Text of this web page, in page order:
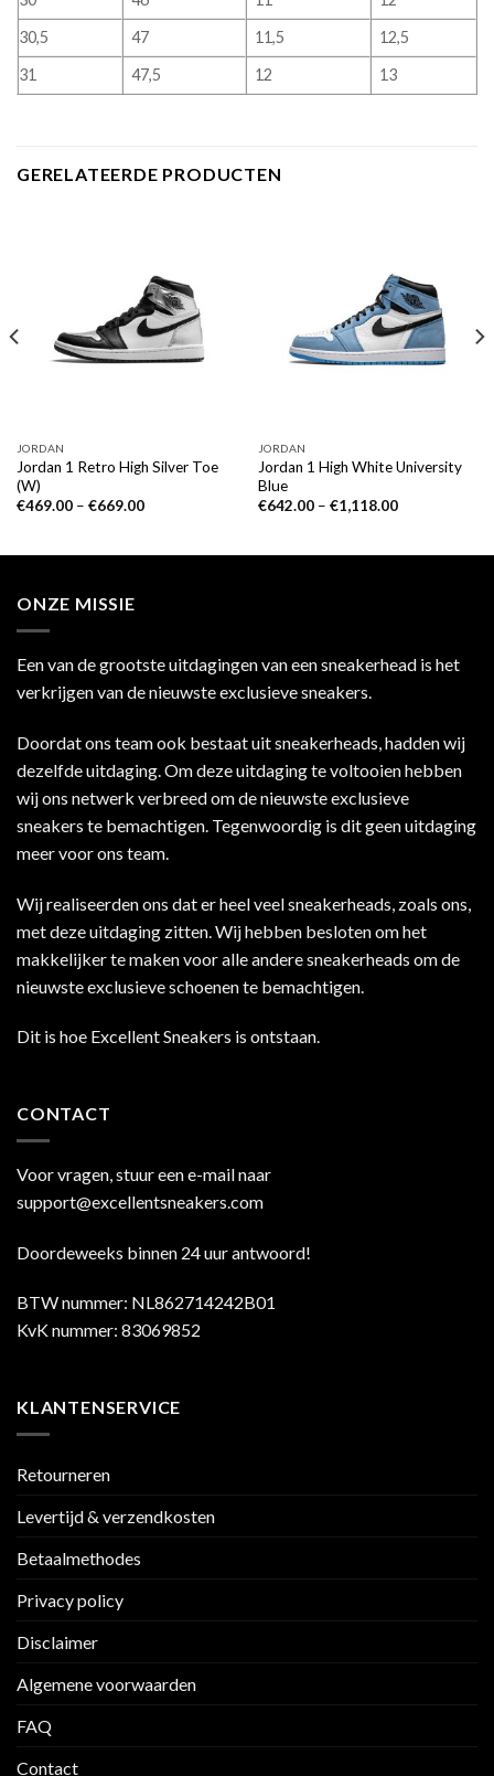
30,5
47 11,5
12,5
31
47,5 12 13
GERELATEERDE PRODUCTEN
JORDAN
Jordan 1 Retro High Silver Toe
(W)
€469.00– €669.00
JORDAN
Jordan 1 High White University
Blue
€642.00– €1,118.00
ONZE MISSIE
Een van de grootste uitdagingen van een sneakerhead is het
verkrijgen van de nieuwste exclusieve sneakers.
Doordat ons team ook bestaat uit sneakerheads, hadden wij
dezelfde uitdaging. Om deze uitdaging te voltooien hebben
wij ons netwerk verbreed om de nieuwste exclusieve
sneakers te bemachtigen. Tegenwoordig is dit geen uitdaging
meer voor ons team.
Wij realiseerden ons dat er heel veel sneakerheads, zoals ons,
met deze uitdaging zitten. Wij hebben besloten om het
makkelijker te maken voor alle andere sneakerheads om de
nieuwste exclusieve schoenen te bemachtigen.
Dit is hoe Excellent Sneakers is ontstaan.
CONTACT
Voor vragen, stuur een e-mail naar
support@excellentsneakers.com
Doordeweeks binnen 24 uur antwoord!
BTW nummer: NL862714242B01
KvK nummer: 83069852
KLANTENSERVICE
Retourneren
Levertijd & verzendkosten
Betaalmethodes
Privacy policy
Disclaimer
Algemene voorwaarden
FAQ
Contact